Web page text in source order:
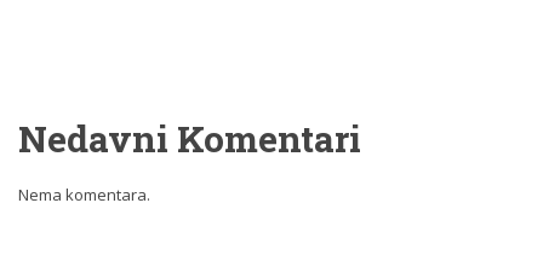
Nedavni Komentari
Nema komentara.